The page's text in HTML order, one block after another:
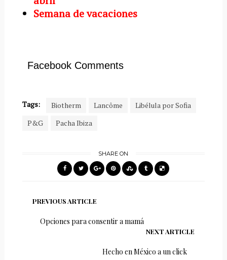
Semana de vacaciones
Facebook Comments
Tags: Biotherm Lancôme
Libélula por Sofia
P&G
Pacha Ibiza
SHARE ON
PREVIOUS ARTICLE
Opciones para consentir a mamá
NEXT ARTICLE
Hecho en México a un click